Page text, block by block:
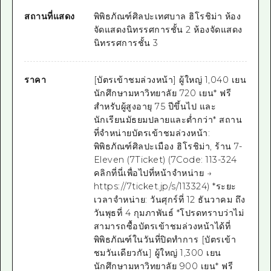
สถานที่แสดง
พิพิธภัณฑ์ศิลปะเทศบาล ฮิโรชิม่า ห้อง
จัดแสดงนิทรรศการชั้น 2 ห้องจัดแสดง
นิทรรศการชั้น 3
ราคา
[บัตรเข้าชมล่วงหน้า] ผู้ใหญ่ 1,040 เยน
นักศึกษามหาวิทยาลัย 720 เยน* ฟรี
สำหรับผู้สูงอายุ 75 ปีขึ้นไป และ
นักเรียนมัธยมปลายและต่ำกว่า* สถาน
ที่จำหน่ายบัตรเข้าชมล่วงหน้า:
พิพิธภัณฑ์ศิลปะเมือง ฮิโรชิม่า, ร้าน 7-
Eleven (7Ticket) (7Code: 113-324
คลิกที่นี่เพื่อไปที่หน้าจำหน่าย →
https://7ticket.jp/s/113324) *ระยะ
เวลาจำหน่าย: วันศุกร์ที่ 12 ธันวาคม ถึง
วันพุธที่ 4 กุมภาพันธ์ *โปรดทราบว่าไม่
สามารถซื้อบัตรเข้าชมล่วงหน้าได้ที่
พิพิธภัณฑ์ในวันที่ปิดทำการ [บัตรเข้า
ชมวันเดียวกัน] ผู้ใหญ่ 1,300 เยน
นักศึกษามหาวิทยาลัย 900 เยน* ฟรี